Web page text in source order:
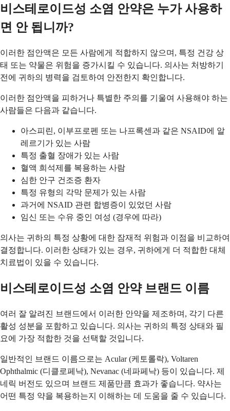
비스테로이드성 소염 안약은 누가 사용하
면 안 됩니까?
이러한 점안액은 모든 사람에게 적합하지 않으며, 특정 건강 상
태 또는 약물은 위험을 증가시킬 수 있습니다. 의사는 처방하기
전에 귀하의 병력을 검토하여 안전한지 확인합니다.
이러한 점안액을 피하거나 특별한 주의를 기울여 사용해야 하는
사람들은 다음과 같습니다.
아스피린, 이부프로펜 또는 나프록센과 같은 NSAID에 알
레르기가 있는 사람
특정 출혈 장애가 있는 사람
혈액 희석제를 복용하는 사람
심한 안구 건조증 환자
특정 유형의 각막 문제가 있는 사람
과거에 NSAID 관련 합병증이 있었던 사람
임신 또는 수유 중인 여성 (경우에 따라)
의사는 귀하의 특정 상황에 대한 잠재적 위험과 이점을 비교하여
결정합니다. 이러한 상태가 있는 경우, 귀하에게 더 적합한 대체
치료법이 있을 수 있습니다.
비스테로이드성 소염 안약 브랜드 이름
여러 잘 알려진 브랜드에서 이러한 안약을 제조하며, 각기 다른
활성 성분을 포함하고 있습니다. 의사는 귀하의 특정 상태와 필
요에 가장 적합한 것을 선택할 것입니다.
일반적인 브랜드 이름으로는 Acular (케토롤락), Voltaren
Ophthalmic (디클로페낙), Nevanac (네파페낙) 등이 있습니다. 제
네릭 버전도 있으며 브랜드 제품만큼 효과가 좋습니다. 약사는
어떤 특정 약을 복용하는지 이해하는 데 도움을 줄 수 있습니다.